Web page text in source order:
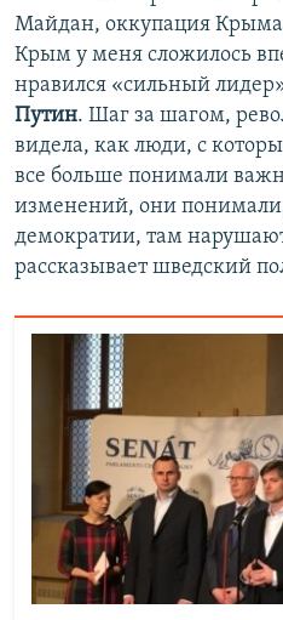
Майдан, оккупация
Крым у меня сложилось
нравился «сильный
Путин. Шаг за шагом,
видела, как люди, с
все больше понимали
изменений, они
демократии, там
рассказывает шведский